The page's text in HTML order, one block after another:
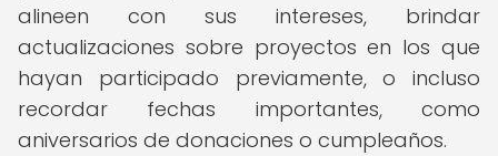
alineen con sus intereses, brindar
actualizaciones sobre proyectos en los que
hayan participado previamente, o incluso
recordar fechas importantes, como
aniversarios de donaciones o cumpleaños.